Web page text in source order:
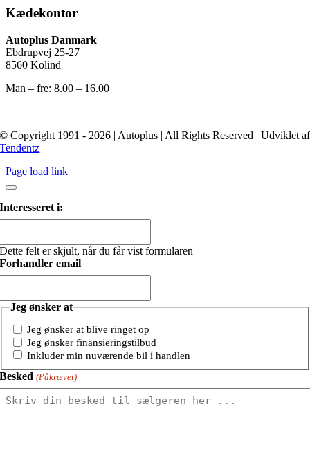
Kædekontor
Autoplus Danmark
Ebdrupvej 25-27
8560 Kolind
Man – fre: 8.00 – 16.00
© Copyright 1991 - 2026 | Autoplus | All Rights Reserved | Udviklet af
Tendentz
Page load link
Interesseret i:
Dette felt er skjult, når du får vist formularen
Forhandler email
Jeg ønsker at
Jeg ønsker at blive ringet op
Jeg ønsker finansieringstilbud
Inkluder min nuværende bil i handlen
Besked (Påkrævet)